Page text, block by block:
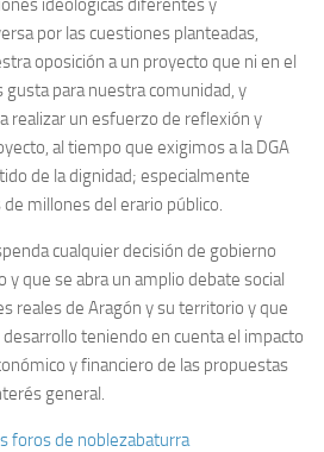
ideológicas diferentes y
por las cuestiones planteadas,
oposición a un proyecto que ni en el
para nuestra comunidad, y
realizar un esfuerzo de reflexión y
al tiempo que exigimos a la DGA
de la dignidad; especialmente
millones del erario público.
cualquier decisión de gobierno
y que se abra un amplio debate social
reales de Aragón y su territorio y que
teniendo en cuenta el impacto
y financiero de las propuestas
general.
foros de noblezabaturra